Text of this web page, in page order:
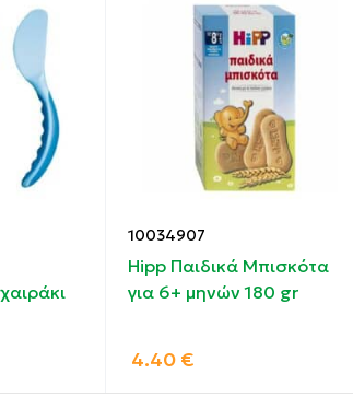
10034907
Hipp Παιδικά Μπισκότα
για 6+ μηνών 180 gr
4.40 €